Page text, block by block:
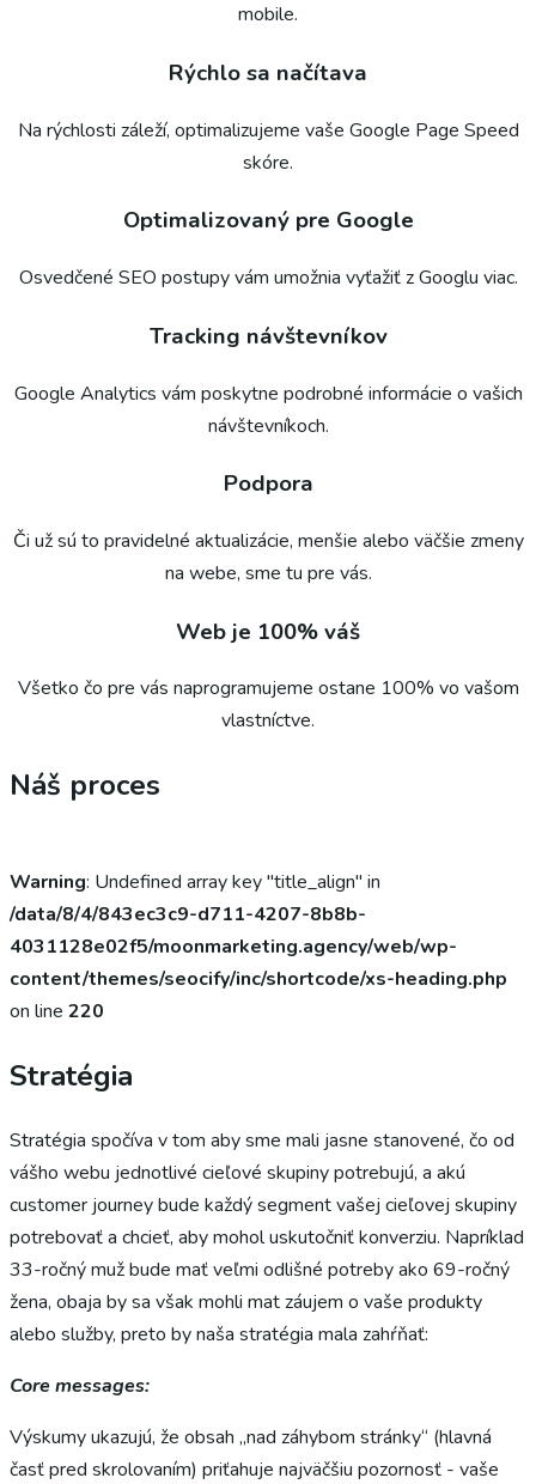
mobile.
Rýchlo sa načítava
Na rýchlosti záleží, optimalizujeme vaše Google Page Speed
skóre.
Optimalizovaný pre Google
Osvedčené SEO postupy vám umožnia vyťažiť z Googlu viac.
Tracking návštevníkov
Google Analytics vám poskytne podrobné informácie o vašich
návštevníkoch.
Podpora
Či už sú to pravidelné aktualizácie, menšie alebo väčšie zmeny
na webe, sme tu pre vás.
Web je 100% váš
Všetko čo pre vás naprogramujeme ostane 100% vo vašom
vlastníctve.
Náš proces
Warning: Undefined array key "title_align" in
/data/8/4/843ec3c9-d711-4207-8b8b-
4031128e02f5/moonmarketing.agency/web/wp-
content/themes/seocify/inc/shortcode/xs-heading.php
on line 220
Stratégia
Stratégia spočíva v tom aby sme mali jasne stanovené, čo od
vášho webu jednotlivé cieľové skupiny potrebujú, a akú
customer journey bude každý segment vašej cieľovej skupiny
potrebovať a chcieť, aby mohol uskutočniť konverziu. Napríklad
33-ročný muž bude mať veľmi odlišné potreby ako 69-ročný
žena, obaja by sa však mohli mat záujem o vaše produkty
alebo služby, preto by naša stratégia mala zahŕňať:
Core messages:
Výskumy ukazujú, že obsah „nad záhybom stránky“ (hlavná
časť pred skrolovaním) priťahuje najväčšiu pozornosť - vaše